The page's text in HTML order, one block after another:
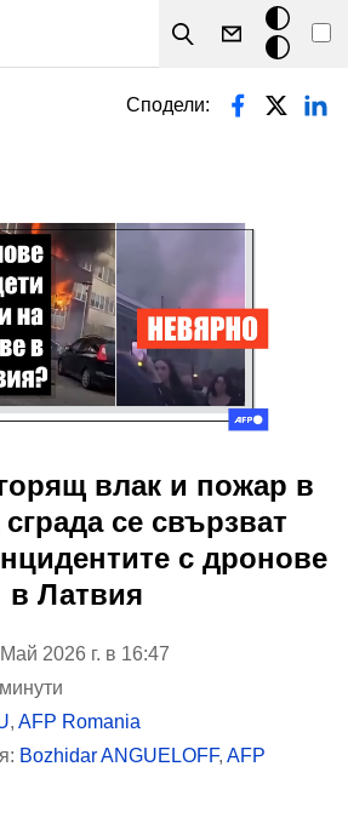
Search
Тъмен
режим
Сподели:
влак и пожар в
се свързват
с дронове
в Латвия
2026 г. в 16:47
, AFP Romania
Bozhidar ANGUELOFF, AFP